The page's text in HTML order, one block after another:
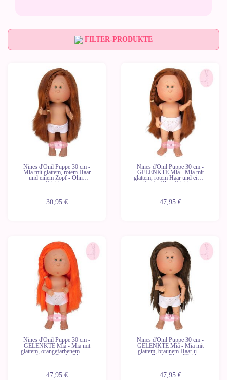
FILTER-PRODUKTE
Nines d'Onil Puppe 30 cm -
Mia mit glattem, rotem Haar
und einem Zopf - Ohne
Kleidung
30,95 €
Nines d'Onil Puppe 30 cm -
GELENKTE Mia - Mia mit
glattem, rotem Haar und einem
Zopf - Ohne Kleidung
47,95 €
Nines d'Onil Puppe 30 cm -
GELENKTE Mia - Mia mit
glattem, orangefarbenem Haar
und einem Zopf - Ohne
47,95 €
Nines d'Onil Puppe 30 cm -
GELENKTE Mia - Mia mit
glattem, braunem Haar und
einem Zopf - Ohne Kleidung
47,95 €